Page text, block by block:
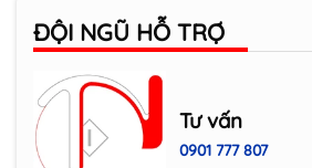
Máy photocopy RICOH
HP Laser đa năng
ĐỘI NGŨ HỖ TRỢ
Tư vấn
0901 777 807